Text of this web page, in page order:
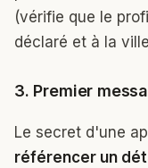
(vérifie que le
déclaré et à la
3. Premier
Le secret d'une
référencer un